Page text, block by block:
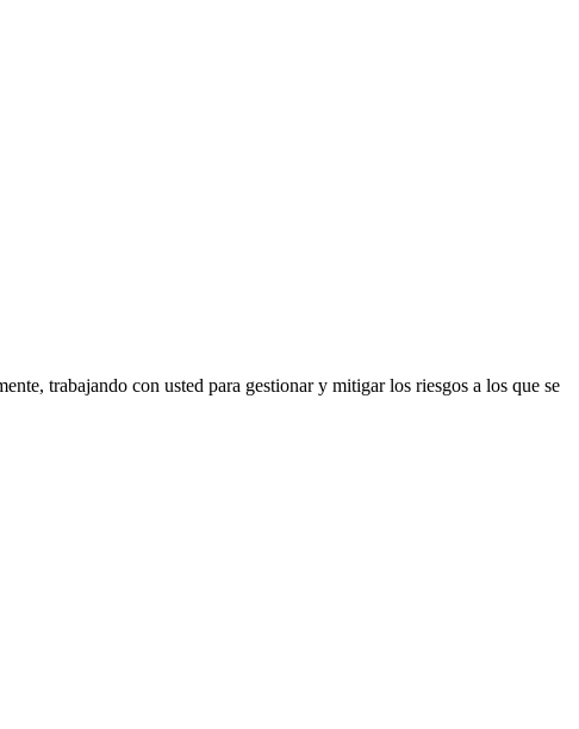
trabajando con usted para gestionar y mitigar los riesgos a los que se